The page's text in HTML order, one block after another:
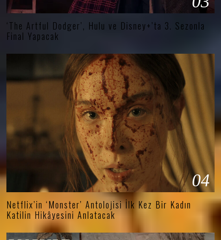
‘The Artful Dodger’, Hulu ve Disney+’ta 3. Sezonla
Final Yapacak
04
Netflix’in ‘Monster’ Antolojisi İlk Kez Bir Kadın
Katilin Hikâyesini Anlatacak